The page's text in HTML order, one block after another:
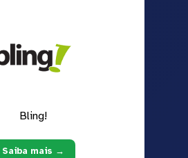
Bling!
Saiba mais →